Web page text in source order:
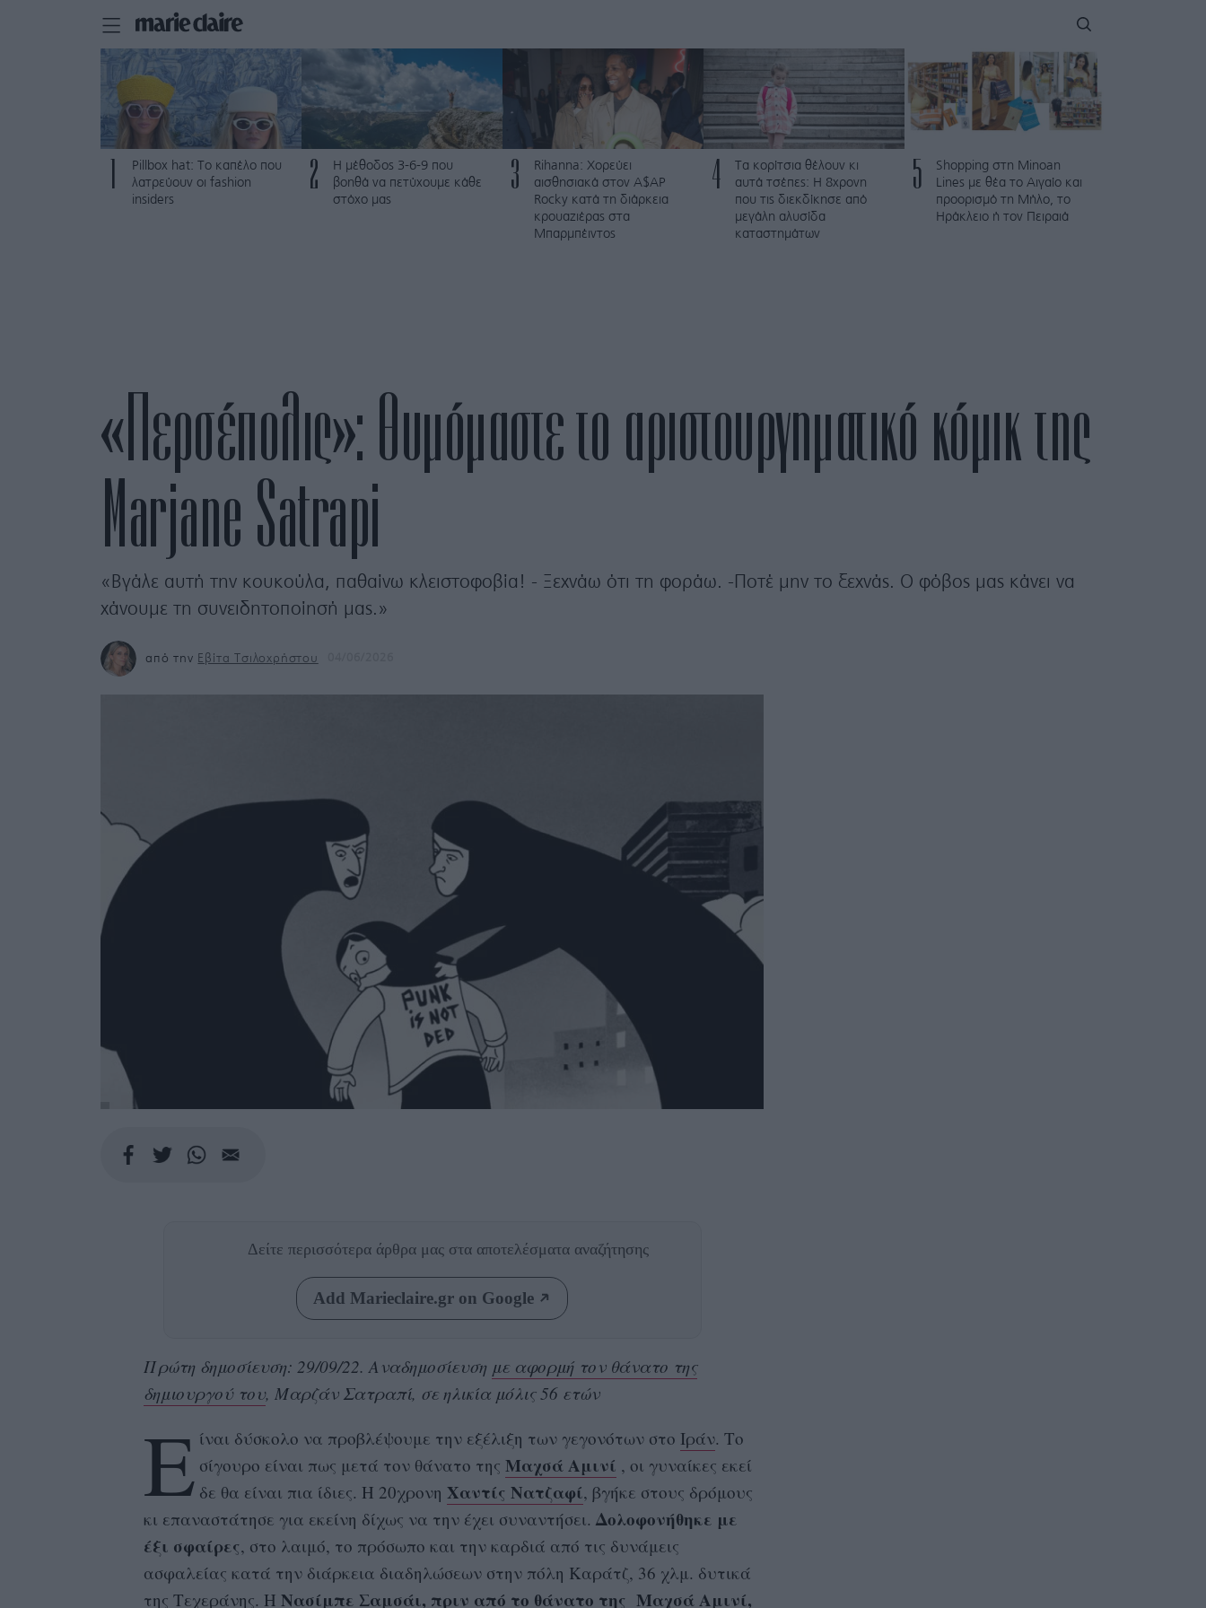
Pillbox hat: Το καπέλο που
λατρεύουν οι fashion
insiders
2
Η μέθοδος 3-6-9 που
βοηθά να πετύχουμε κάθε
στόχο μας
3
Rihanna: Χορεύει
αισθησιακά στον A$AP
Rocky κατά τη διάρκεια
κρουαζιέρας στα
Μπαρμπέιντος
4
Τα κορίτσια θέλουν κι
αυτά τσέπες: Η 8χρονη
που τις διεκδίκησε από
μεγάλη αλυσίδα
καταστημάτων
5
Shopping στη Minoan
Lines με θέα το Αιγαίο και
προορισμό τη Μήλο, το
Ηράκλειο ή τον Πειραιά
«Περσέπολις»: Θυμόμαστε το αριστουργηματικό κόμικ της
Marjane Satrapi
«Βγάλε αυτή την κουκούλα, παθαίνω κλειστοφοβία! - Ξεχνάω ότι τη φοράω. -Ποτέ μην το ξεχνάς. Ο φόβος μας κάνει να
χάνουμε τη συνειδητοποίησή μας.»
από την Εβίτα Τσιλοχρήστου
Δείτε περισσότερα άρθρα μας στα αποτελέσματα αναζήτησης
Add Marieclaire.gr on Google
Πρώτη δημοσίευση: 29/09/22. Αναδημοσίευση με αφορμή τον θάνατο της
δημιουργού του, Μαρζάν Σατραπί, σε ηλικία μόλις 56 ετών
Ε ίναι δύσκολο να προβλέψουμε την εξέλιξη των γεγονότων στο Ιράν. Το
σίγουρο είναι πως μετά τον θάνατο τηςΜαχσά Αμινί , οι γυναίκες εκεί
δε θα είναι πια ίδιες. Η 20χρονηΧαντίς Νατζαφί, βγήκε στους δρόμους
κι επαναστάτησε για εκείνη δίχως να την έχει συναντήσει. Δολοφονήθηκε με
έξι σφαίρες, στο λαιμό, το πρόσωπο και την καρδιά από τις δυνάμεις
ασφαλείας κατά την διάρκεια διαδηλώσεων στην πόλη Καράτζ, 36 χλμ. δυτικά
της Τεχεράνης. Η Νασίμπε Σαμσάι, πριν από το θάνατο της Μαχσά Αμινί,